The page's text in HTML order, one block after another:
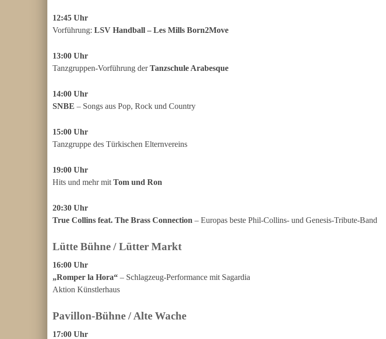
12:45 Uhr
Vorführung: LSV Handball – Les Mills Born2Move
13:00 Uhr
Tanzgruppen-Vorführung derTanzschule Arabesque
14:00 Uhr
SNBE – Songs aus Pop, Rock und Country
15:00 Uhr
Tanzgruppe des Türkischen Elternvereins
19:00 Uhr
Hits und mehr mit Tom und Ron
20:30 Uhr
True Collins feat. The Brass Connection – Europas beste Phil-Collins- und Genesis-Tribute-Band
Lütte Bühne / Lütter Markt
16:00 Uhr
„Romper la Hora“ – Schlagzeug-Performance mit Sagardia
Aktion Künstlerhaus
Pavillon-Bühne / Alte Wache
17:00 Uhr